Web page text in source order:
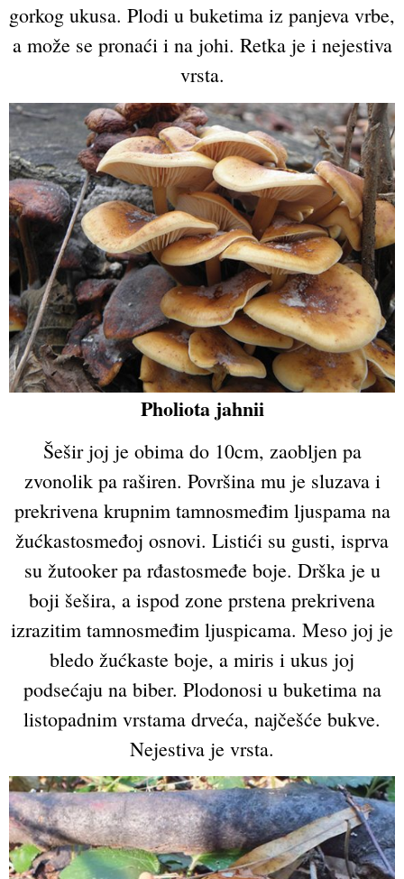
gorkog ukusa. Plodi u buketima iz panjeva vrbe,
a može se pronaći i na johi. Retka je i nejestiva
vrsta.
Pholiota jahnii
Šešir joj je obima do 10cm, zaobljen pa
zvonolik pa raširen. Površina mu je sluzava i
prekrivena krupnim tamnosmeđim ljuspama na
žućkastosmeđoj osnovi. Listići su gusti, isprva
su žutooker pa rđastosmeđe boje. Drška je u
boji šešira, a ispod zone prstena prekrivena
izrazitim tamnosmeđim ljuspicama. Meso joj je
bledo žućkaste boje, a miris i ukus joj
podsećaju na biber. Plodonosi u buketima na
listopadnim vrstama drveća, najčešće bukve.
Nejestiva je vrsta.